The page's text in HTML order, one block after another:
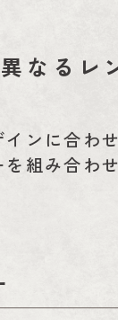
なるレ
インに合わ
組み合わ